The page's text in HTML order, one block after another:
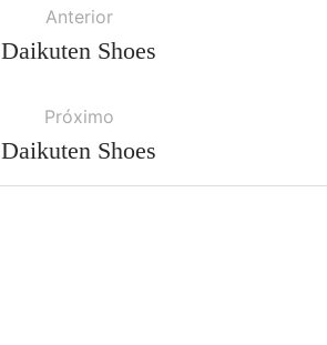
Anterior
Daikuten Shoes
Próximo
Daikuten Shoes